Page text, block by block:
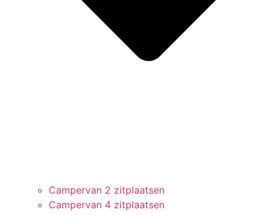
Campervan 2 zitplaatsen
Campervan 4 zitplaatsen